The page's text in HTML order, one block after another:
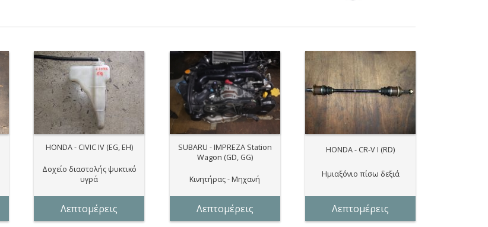
HONDA - CIVIC IV (EG, EH)
Δοχείο διαστολής ψυκτικό
υγρά
Λεπτομέρεις
SUBARU - IMPREZA Station
Wagon (GD, GG)
Κινητήρας - Μηχανή
Λεπτομέρεις
HONDA - CR-V I (RD)
Ημιαξόνιο πίσω δεξιά
Λεπτομέρεις